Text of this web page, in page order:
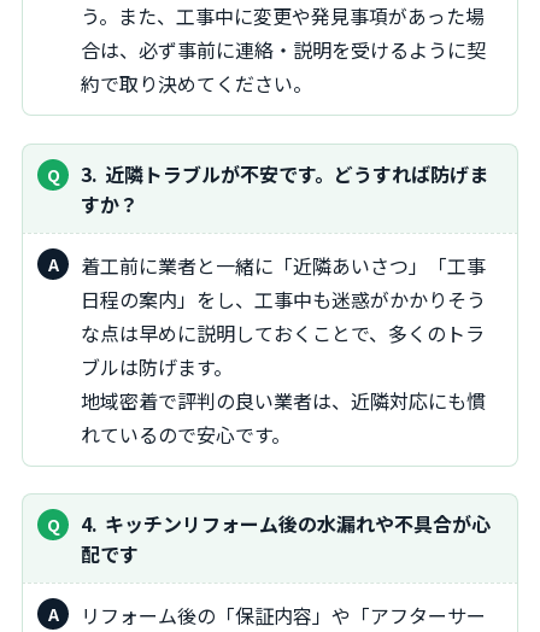
う。また、工事中に変更や発見事項があった場
合は、必ず事前に連絡・説明を受けるように契
約で取り決めてください。
3 近隣トラブルが不安です。どうすれば防げま
すか？
着工前に業者と一緒に「近隣あいさつ」「工事
日程の案内」をし、工事中も迷惑がかかりそう
な点は早めに説明しておくことで、多くのトラ
ブルは防げます。
地域密着で評判の良い業者は、近隣対応にも慣
れているので安心です。
4 キッチンリフォーム後の水漏れや不具合が心
配です
リフォーム後の「保証内容」や「アフターサー